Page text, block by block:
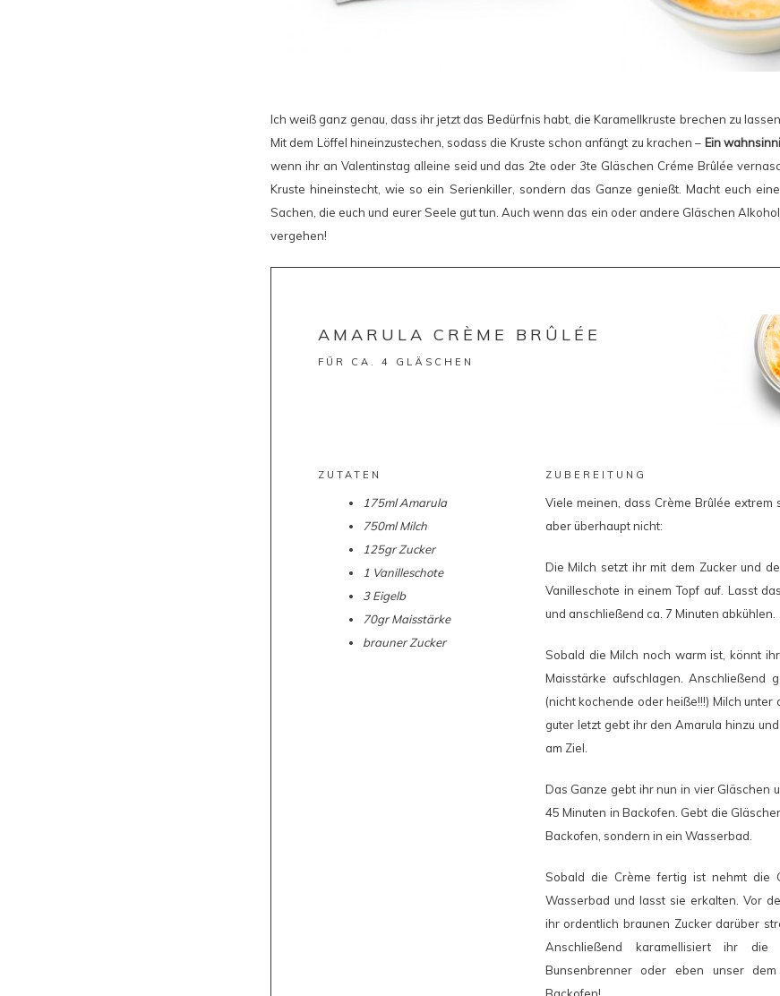
Ich weiß ganz genau, dass ihr jetzt das Bedürfnis habt, die Karamellkruste brechen zu
Mit dem Löffel hineinzustechen, sodass die Kruste schon anfängt zu krachen – Ein
wenn ihr an Valentinstag alleine seid und das 2te oder 3te Gläschen Créme Brûlée
Kruste hineinstecht, wie so ein Serienkiller, sondern das Ganze genießt. Macht euch
Sachen, die euch und eurer Seele gut tun. Auch wenn das ein oder andere Gläschen
vergehen!
AMARULA CRÈME BRÛLÉE
FÜR CA. 4 GLÄSCHEN
ZUTATEN
175ml Amarula
750ml Milch
125gr Zucker
1 Vanilleschote
3 Eigelb
70gr Maisstärke
brauner Zucker
ZUBEREITUNG
Viele meinen, dass Crème Brûlée extrem
aber überhaupt nicht:
Die Milch setzt ihr mit dem Zucker und
Vanilleschote in einem Topf auf. Lasst
und anschließend ca. 7 Minuten abkühlen.
Sobald die Milch noch warm ist, könnt
Maisstärke aufschlagen. Anschließend
(nicht kochende oder heiße!!!) Milch unter
guter letzt gebt ihr den Amarula hinzu
am Ziel.
Das Ganze gebt ihr nun in vier Gläschen
45 Minuten in Backofen. Gebt die
Backofen, sondern in ein Wasserbad.
Sobald die Crème fertig ist nehmt die
Wasserbad und lasst sie erkalten. Vor
ihr ordentlich braunen Zucker darüber
Anschließend karamellisiert ihr
Bunsenbrenner oder eben unser